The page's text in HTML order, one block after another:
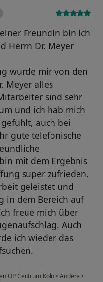
Freundin bin ich
Herrn Dr. Meyer
wurde mir von den
Meyer alles
sind sehr
und ich hab mich
auch bei
gute telefonische
mit dem Ergebnis
super zufrieden.
geleistet und
in dem Bereich auf
freue mich über
Auch
ich wieder das
OP Centrum Köln • Andere •